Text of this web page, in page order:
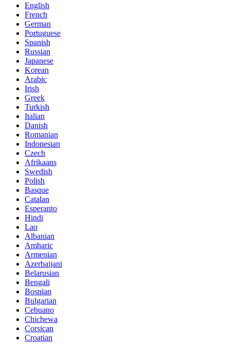
English
French
German
Portuguese
Spanish
Russian
Japanese
Korean
Arabic
Irish
Greek
Turkish
Italian
Danish
Romanian
Indonesian
Czech
Afrikaans
Swedish
Polish
Basque
Catalan
Esperanto
Hindi
Lao
Albanian
Amharic
Armenian
Azerbaijani
Belarusian
Bengali
Bosnian
Bulgarian
Cebuano
Chichewa
Corsican
Croatian